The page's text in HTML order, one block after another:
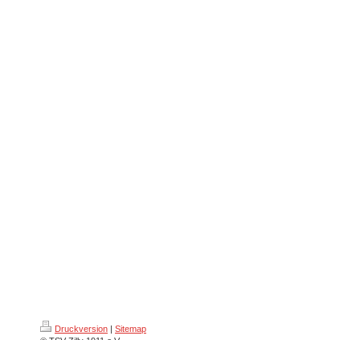
Druckversion | Sitemap